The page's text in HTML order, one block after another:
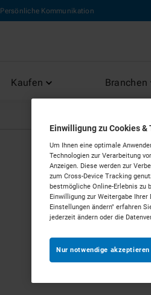
Persönliche Kommunikation
Kaufen Branchen
Einwilligung zu Cookies &
Um Ihnen eine optimale
Technologien zur Verarbeitung
Anzeigen. Diese werden zur
zum Cross-Device Tracking
bestmögliche Online-Erlebnis zu
Einwilligung zur Weitergabe Ihrer
Einstellungen ändern" erfahren
jederzeit ändern oder die
Nur notwendige akzeptieren